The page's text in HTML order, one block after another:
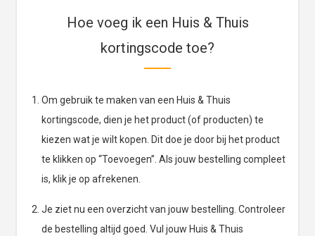
Hoe voeg ik een Huis & Thuis
kortingscode toe?
Om gebruik te maken van een Huis & Thuis
kortingscode, dien je het product (of producten) te
kiezen wat je wilt kopen. Dit doe je door bij het product
te klikken op “Toevoegen”. Als jouw bestelling compleet
is, klik je op afrekenen.
Je ziet nu een overzicht van jouw bestelling. Controleer
de bestelling altijd goed. Vul jouw Huis & Thuis